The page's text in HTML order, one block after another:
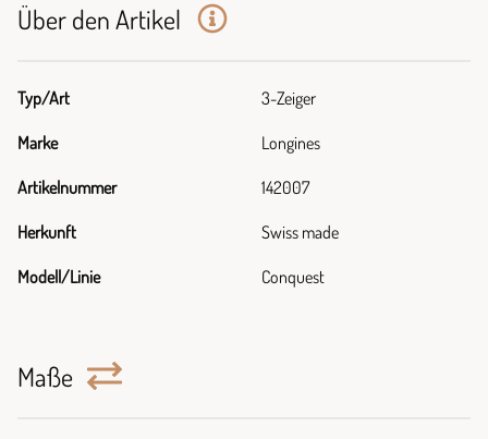
Über den Artikel
Typ/Art 3-Zeiger
Marke Longines
Artikelnummer 142007
Herkunft Swiss made
Modell/Linie Conquest
Maße